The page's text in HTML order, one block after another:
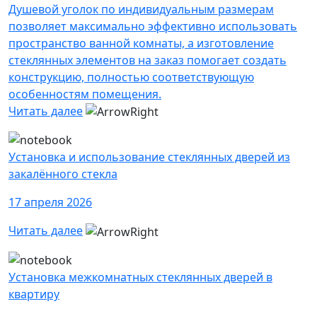
Душевой уголок по индивидуальным размерам
позволяет максимально эффективно использовать
пространство ванной комнаты, а изготовление
стеклянных элементов на заказ помогает создать
конструкцию, полностью соответствующую
особенностям помещения.
Читать далее
Установка и использование стеклянных дверей из
закалённого стекла
17 апреля 2026
Читать далее
Установка межкомнатных стеклянных дверей в
квартиру